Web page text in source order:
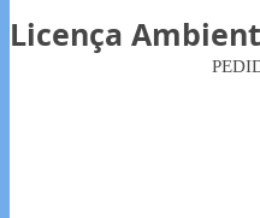
Licença